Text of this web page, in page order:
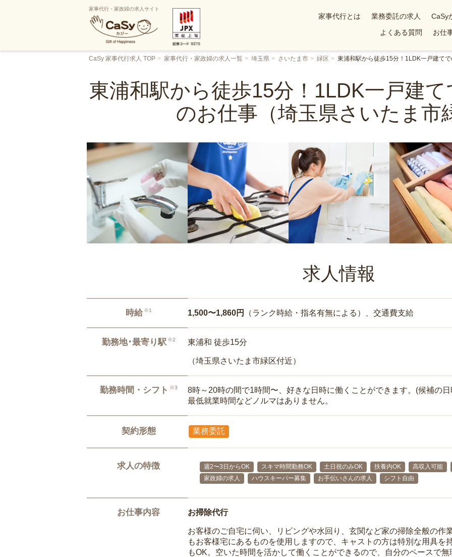
家事代行・家政婦の求人サイト
家事代行とは 業務委託の求人 CaSy
よくある質問
お仕
CaSy 家事代行求人 TOP 家事代行・家政婦の求人一覧 埼玉県 さいたま市 緑区 東浦和駅から徒歩15分！1LDK一戸建て
東浦和駅から徒歩15分！1LDK一戸建
のお仕事（埼玉県さいたま市
求人情報
時給 ※1 1,500〜1,860円 （ランク時給・指名有無による）、交通費支給
勤務地･最寄り駅 ※2 東浦和 徒歩15分
（埼玉県さいたま市緑区付近）
勤務時間・シフト ※3
8時～20時の間で1時間〜、好きな日時に働くことができます。(候補の
最低就業時間などノルマはありません。
契約形態 業務委託
求人の特徴 週2〜3日からOK スキマ時間勤務OK 土日祝のみOK 扶養内OK 高収入可能
家政婦の求人
ハウスキーパー募集 お手伝いさんの求人 シフト自由
お仕事内容 お掃除代行
お客様のご自宅に伺い、リビングや水回り、玄関など家の掃除全般の作
もお客様宅にあるものを使用しますので、キャストの方は特別な用具を
もOK。空いた時間を活かして働くことができるので、自分のペースで